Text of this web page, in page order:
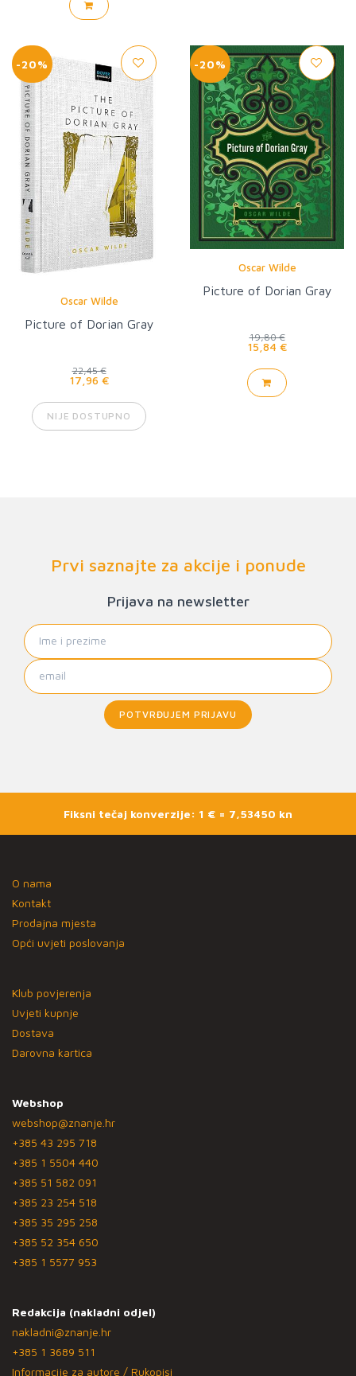
-20%
Oscar Wilde
Picture of Dorian Gray
22,45 €
17,96 €
NIJE DOSTUPNO
-20%
Oscar Wilde
Picture of Dorian Gray
19,80 €
15,84 €
Prvi saznajte za akcije i ponude
Prijava na newsletter
POTVRĐUJEM PRIJAVU
Fiksni tečaj konverzije: 1 € = 7,53450 kn
O nama
Kontakt
Prodajna mjesta
Opći uvjeti poslovanja
Klub povjerenja
Uvjeti kupnje
Dostava
Darovna kartica
Webshop
webshop@znanje.hr
+385 43 295 718
+385 1 5504 440
+385 51 582 091
+385 23 254 518
+385 35 295 258
+385 52 354 650
+385 1 5577 953
Redakcija (nakladni odjel)
nakladni@znanje.hr
+385 1 3689 511
Informacije za autore / Rukopisi